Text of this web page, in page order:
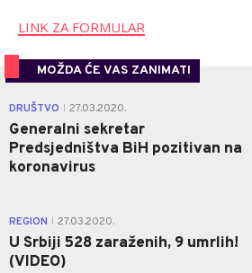
LINK ZA FORMULAR
MOŽDA ĆE VAS ZANIMATI
DRUŠTVO 27.03.2020.
Generalni sekretar
Predsjedništva BiH pozitivan na
koronavirus
REGION 27.03.2020.
U Srbiji 528 zaraženih, 9 umrlih!
(VIDEO)